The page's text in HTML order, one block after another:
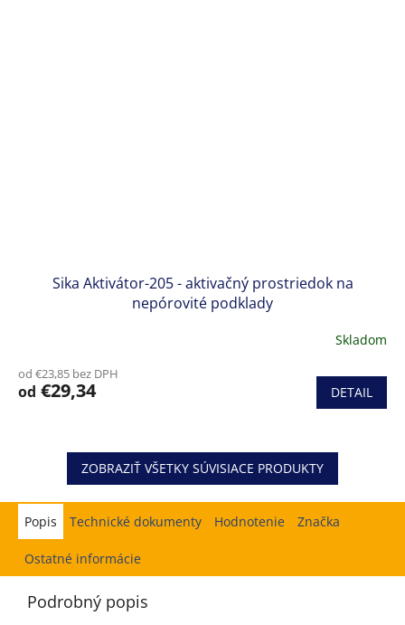
Sika Aktivátor-205 - aktivačný prostriedok na
nepórovité podklady
Skladom
od €23,85 bez DPH
od €29,34 DETAIL
ZOBRAZIŤ VŠETKY SÚVISIACE PRODUKTY
Popis Hodnotenie Značka
Ostatné informácie
Podrobný popis